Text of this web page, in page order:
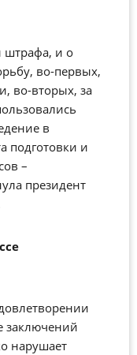
штрафа, и о
во-первых,
во-вторых, за
в
подготовки и
–
президент
заключений
нарушает